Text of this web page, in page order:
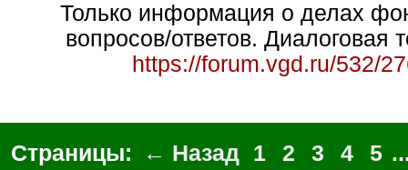
Только информация о делах фонда 40. Без
вопросов/ответов. Диалоговая
https://forum.vgd.ru/532/
Страницы: ← Назад 1 2 3 4 5